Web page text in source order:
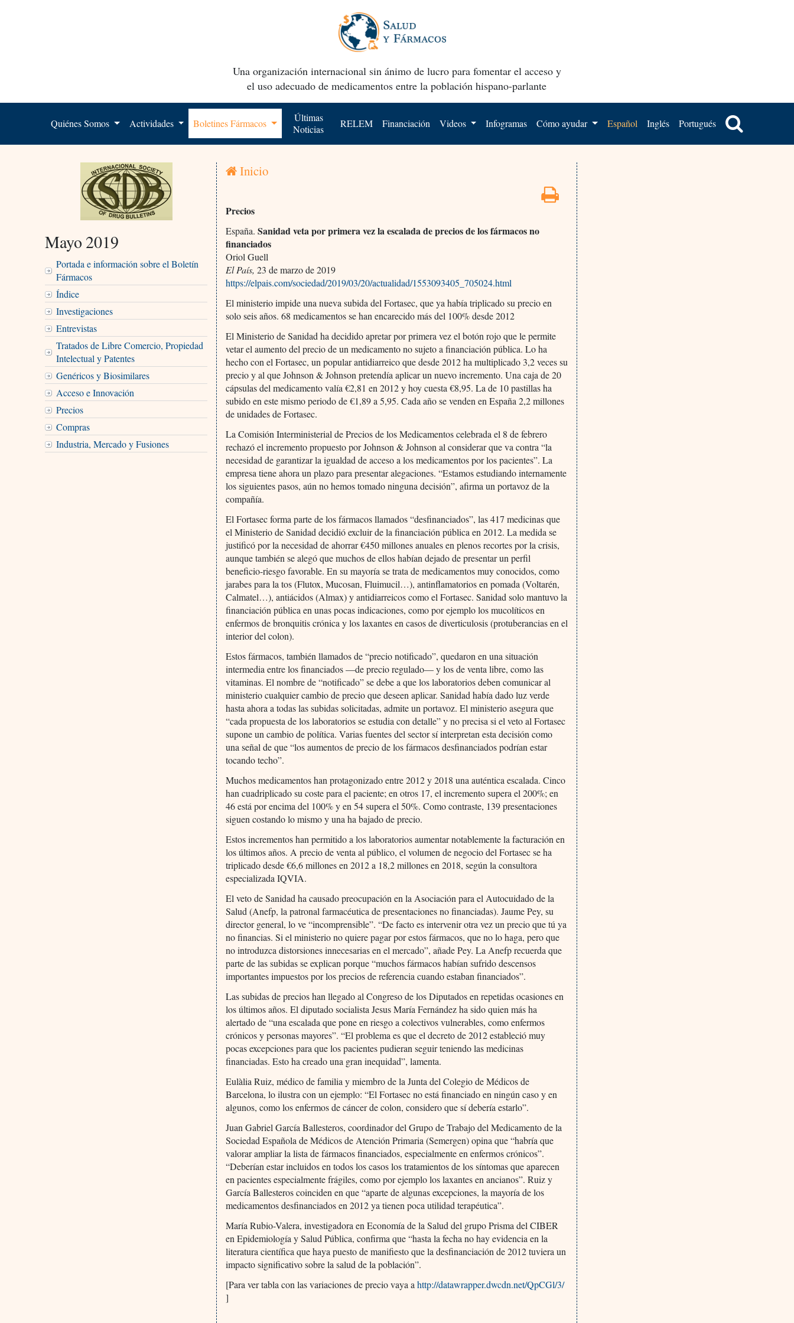
Una organización internacional sin ánimo de lucro para fomentar el acceso y
el uso adecuado de medicamentos entre la población hispano-parlante
Quiénes Somos Actividades Boletines Fármacos
Últimas
Noticias
RELEM Financiación Videos Infogramas Cómo ayudar Español Inglés Portugués
Mayo 2019
Portada e información sobre el Boletín
Fármacos
Índice
Investigaciones
Entrevistas
Tratados de Libre Comercio, Propiedad
Intelectual y Patentes
Genéricos y Biosimilares
Acceso e Innovación
Precios
Compras
Industria, Mercado y Fusiones
Inicio
Precios
España. Sanidad veta por primera vez la escalada de precios de los fármacos no
financiados
Oriol Guell
El País, 23 de marzo de 2019
https://elpais.com/sociedad/2019/03/20/actualidad/1553093405_705024.html
El ministerio impide una nueva subida del Fortasec, que ya había triplicado su precio en
solo seis años. 68 medicamentos se han encarecido más del 100% desde 2012
El Ministerio de Sanidad ha decidido apretar por primera vez el botón rojo que le permite
vetar el aumento del precio de un medicamento no sujeto a financiación pública. Lo ha
hecho con el Fortasec, un popular antidiarreico que desde 2012 ha multiplicado 3,2 veces su
precio y al que Johnson & Johnson pretendía aplicar un nuevo incremento. Una caja de 20
cápsulas del medicamento valía €2,81 en 2012 y hoy cuesta €8,95. La de 10 pastillas ha
subido en este mismo periodo de €1,89 a 5,95. Cada año se venden en España 2,2 millones
de unidades de Fortasec.
La Comisión Interministerial de Precios de los Medicamentos celebrada el 8 de febrero
rechazó el incremento propuesto por Johnson & Johnson al considerar que va contra “la
necesidad de garantizar la igualdad de acceso a los medicamentos por los pacientes”. La
empresa tiene ahora un plazo para presentar alegaciones. “Estamos estudiando internamente
los siguientes pasos, aún no hemos tomado ninguna decisión”, afirma un portavoz de la
compañía.
El Fortasec forma parte de los fármacos llamados “desfinanciados”, las 417 medicinas que
el Ministerio de Sanidad decidió excluir de la financiación pública en 2012. La medida se
justificó por la necesidad de ahorrar €450 millones anuales en plenos recortes por la crisis,
aunque también se alegó que muchos de ellos habían dejado de presentar un perfil
beneficio-riesgo favorable. En su mayoría se trata de medicamentos muy conocidos, como
jarabes para la tos (Flutox, Mucosan, Fluimucil…), antinflamatorios en pomada (Voltarén,
Calmatel…), antiácidos (Almax) y antidiarreicos como el Fortasec. Sanidad solo mantuvo la
financiación pública en unas pocas indicaciones, como por ejemplo los mucolíticos en
enfermos de bronquitis crónica y los laxantes en casos de diverticulosis (protuberancias en el
interior del colon).
Estos fármacos, también llamados de “precio notificado”, quedaron en una situación
intermedia entre los financiados —de precio regulado— y los de venta libre, como las
vitaminas. El nombre de “notificado” se debe a que los laboratorios deben comunicar al
ministerio cualquier cambio de precio que deseen aplicar. Sanidad había dado luz verde
hasta ahora a todas las subidas solicitadas, admite un portavoz. El ministerio asegura que
“cada propuesta de los laboratorios se estudia con detalle” y no precisa si el veto al Fortasec
supone un cambio de política. Varias fuentes del sector sí interpretan esta decisión como
una señal de que “los aumentos de precio de los fármacos desfinanciados podrían estar
tocando techo”.
Muchos medicamentos han protagonizado entre 2012 y 2018 una auténtica escalada. Cinco
han cuadriplicado su coste para el paciente; en otros 17, el incremento supera el 200%; en
46 está por encima del 100% y en 54 supera el 50%. Como contraste, 139 presentaciones
siguen costando lo mismo y una ha bajado de precio.
Estos incrementos han permitido a los laboratorios aumentar notablemente la facturación en
los últimos años. A precio de venta al público, el volumen de negocio del Fortasec se ha
triplicado desde €6,6 millones en 2012 a 18,2 millones en 2018, según la consultora
especializada IQVIA.
El veto de Sanidad ha causado preocupación en la Asociación para el Autocuidado de la
Salud (Anefp, la patronal farmacéutica de presentaciones no financiadas). Jaume Pey, su
director general, lo ve “incomprensible”. “De facto es intervenir otra vez un precio que tú ya
no financias. Si el ministerio no quiere pagar por estos fármacos, que no lo haga, pero que
no introduzca distorsiones innecesarias en el mercado”, añade Pey. La Anefp recuerda que
parte de las subidas se explican porque “muchos fármacos habían sufrido descensos
importantes impuestos por los precios de referencia cuando estaban financiados”.
Las subidas de precios han llegado al Congreso de los Diputados en repetidas ocasiones en
los últimos años. El diputado socialista Jesus María Fernández ha sido quien más ha
alertado de “una escalada que pone en riesgo a colectivos vulnerables, como enfermos
crónicos y personas mayores”. “El problema es que el decreto de 2012 estableció muy
pocas excepciones para que los pacientes pudieran seguir teniendo las medicinas
financiadas. Esto ha creado una gran inequidad”, lamenta.
Eulàlia Ruiz, médico de familia y miembro de la Junta del Colegio de Médicos de
Barcelona, lo ilustra con un ejemplo: “El Fortasec no está financiado en ningún caso y en
algunos, como los enfermos de cáncer de colon, considero que sí debería estarlo”.
Juan Gabriel García Ballesteros, coordinador del Grupo de Trabajo del Medicamento de la
Sociedad Española de Médicos de Atención Primaria (Semergen) opina que “habría que
valorar ampliar la lista de fármacos financiados, especialmente en enfermos crónicos”.
“Deberían estar incluidos en todos los casos los tratamientos de los síntomas que aparecen
en pacientes especialmente frágiles, como por ejemplo los laxantes en ancianos”. Ruiz y
García Ballesteros coinciden en que “aparte de algunas excepciones, la mayoría de los
medicamentos desfinanciados en 2012 ya tienen poca utilidad terapéutica”.
María Rubio-Valera, investigadora en Economía de la Salud del grupo Prisma del CIBER
en Epidemiología y Salud Pública, confirma que “hasta la fecha no hay evidencia en la
literatura científica que haya puesto de manifiesto que la desfinanciación de 2012 tuviera un
impacto significativo sobre la salud de la población”.
[Para ver tabla con las variaciones de precio vaya ahttp://datawrapper.dwcdn.net/QpCGl/3/
]